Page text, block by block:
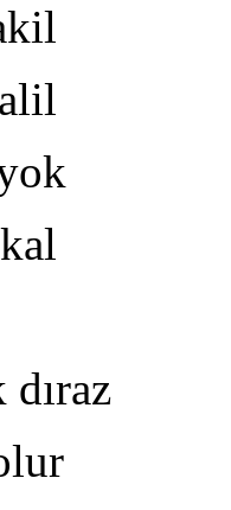
sakil
kalil
yok
sakal
ariz
dıraz
olur